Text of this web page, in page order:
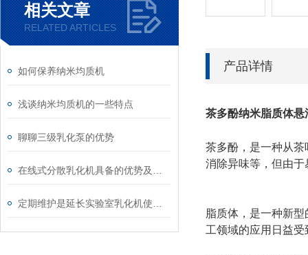
相关文章
RELATED ARTICLES
如何保养纳米均质机
浅谈纳米均质机的一些特点
聊聊三级乳化泵的优势
产品详情
茶多酚纳米脂质体悬
茶多酚，是一种从
消除异味等，但由
脂质体，是一种新
工领域的应用日益受